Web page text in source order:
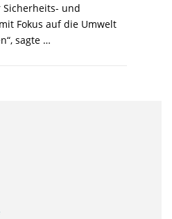
und
Fokus auf die Umwelt
sagte …